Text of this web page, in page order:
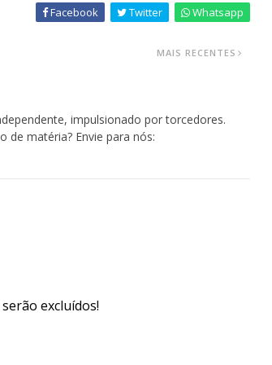
Facebook Twitter Whatsapp
MAIS RECENTES
impulsionado por torcedores.
de matéria? Envie para nós:
excluídos!